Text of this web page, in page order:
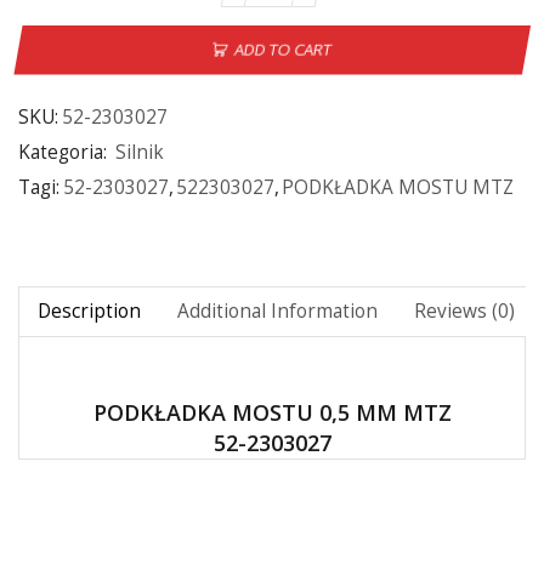
ADD TO CART
SKU: 52-2303027
Kategoria: Silnik
Tagi: 52-2303027,522303027,PODKŁADKA MOSTU MTZ
Description Additional Information Reviews (0)
PODKŁADKA MOSTU 0,5 MM MTZ
52-2303027